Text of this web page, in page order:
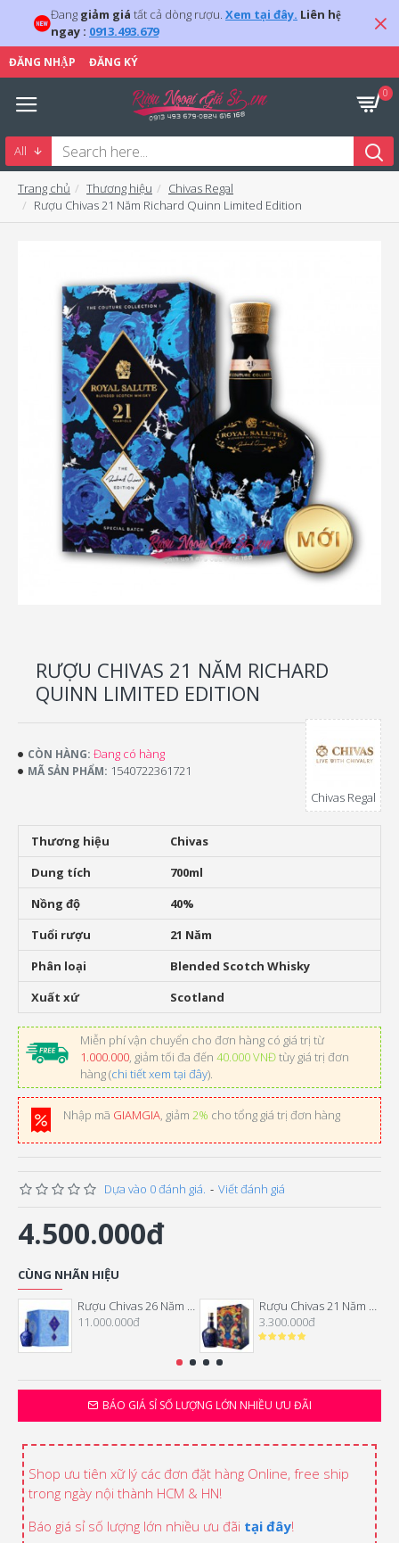
Đang giảm giá tất cả dòng rượu. Xem tại đây. Liên hệ
ngay : 0913.493.679
ĐĂNG NHẬP ĐĂNG KÝ
0
All
Trang chủ Thương hiệu
Chivas Regal
Rượu Chivas 21 Năm Richard Quinn Limited Edition
RƯỢU CHIVAS 21 NĂM RICHARD
QUINN LIMITED EDITION
Thương hiệu
Chivas
Dung tích
700ml
Nồng độ
40%
Tuổi rượu
21 Năm
Phân loại
Blended Scotch Whisky
Xuất xứ
Scotland
Miễn phí vận chuyển cho đơn hàng có giá trị từ
1.000.000, giảm tối đa đến 40.000 VNĐtùy giá trị đơn
hàng (chi tiết xem tại đây).
Nhập mã GIAMGIA, giảm 2% cho tổng giá trị đơn hàng
CÒN HÀNG: Đang có hàng
MÃ SẢN PHẨM: 1540722361721
Chivas Regal
Dựa vào 0 đánh giá. - Viết đánh giá
4.500.000đ
BÁO GIÁ SỈ SỐ LƯỢNG LỚN NHIỀU ƯU ĐÃI
CÙNG NHÃN HIỆU
Rượu Chivas 26 Năm Hộp Quà Tết 2026
11.000.000đ
Rượu Chivas 21 Năm Hộp Quà Tết 2026
3.300.000đ
Shop ưu tiên xữ lý các đơn đặt hàng Online, free ship
trong ngày nội thành HCM & HN!
Báo giá sỉ số lượng lớn nhiều ưu đãi tại đây!